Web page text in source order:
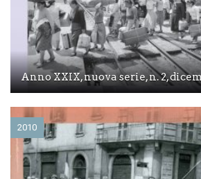
Anno XXIX, nuova serie, n. 2,
2010